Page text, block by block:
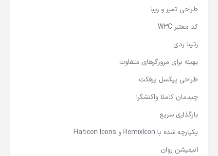
طراحی تمیز و زیبا
کد معتبر W3C
رتینا ردی
بهینه برای مرورگرهای متفاوت
طراحی پیکسل پرفکت
چیدمان کاملا واکنشگرا
بارگذاری سریع
یکپارچه شده با RemixIcon و Flaticon Icons
انیمیشن روان